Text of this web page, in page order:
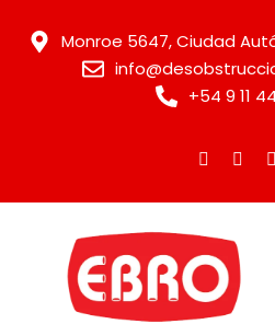
Monroe 5647, Ciudad
+54 9 11